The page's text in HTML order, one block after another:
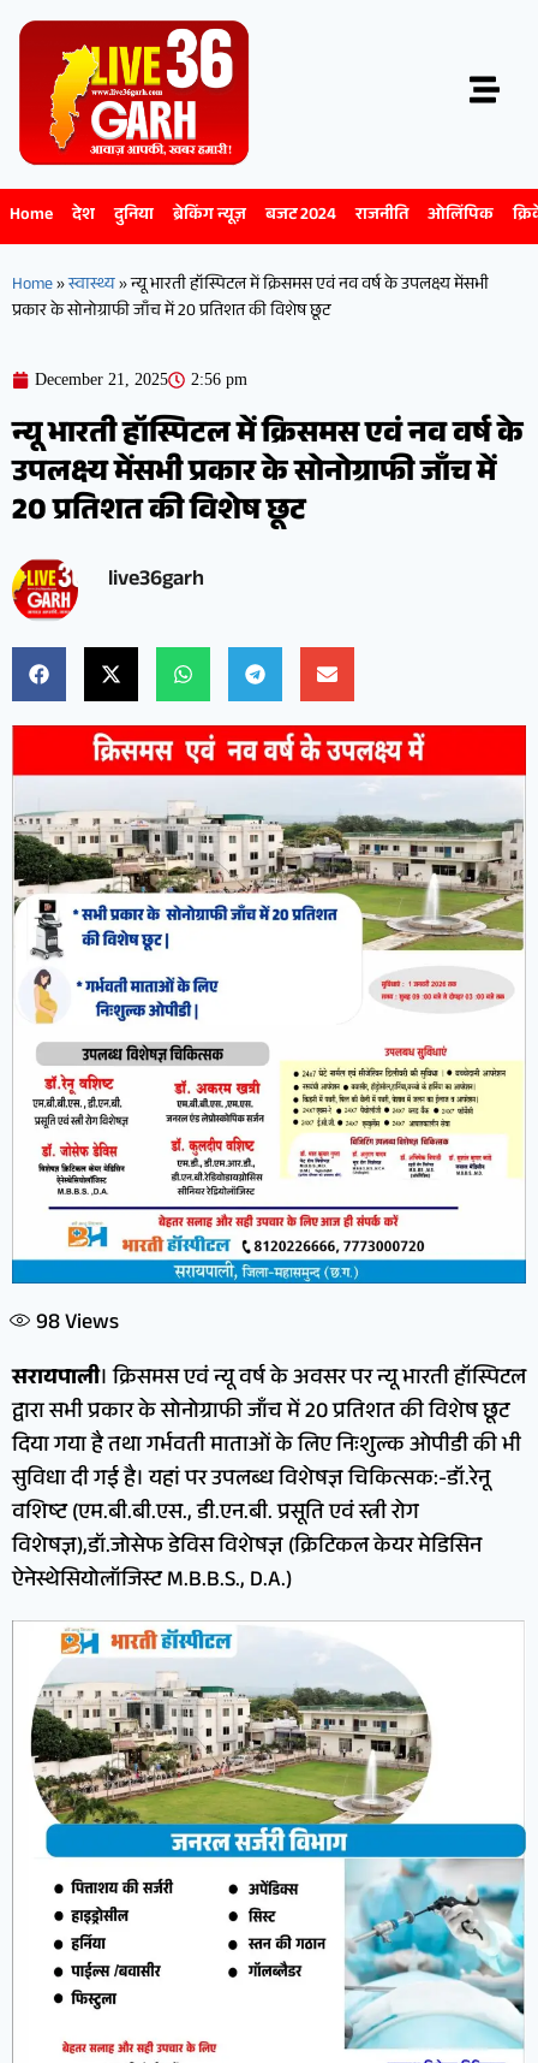
Home देश दुनिया ब्रेकिंग न्यूज़ बजट 2024 राजनीति ओलिंपिक
Home»स्वास्थ्य»न्यू भारती हॉस्पिटल में क्रिसमस एवं नव वर्ष के उपलक्ष्य मेंसभी
प्रकार के सोनोग्राफी जाँच में 20 प्रतिशत की विशेष छूट
December 21, 2025 2:56 pm
न्यू भारती हॉस्पिटल में क्रिसमस एवं नव वर्ष के
उपलक्ष्य मेंसभी प्रकार के सोनोग्राफी जाँच में
20 प्रतिशत की विशेष छूट
live36garh
98Views
सरायपाली। क्रिसमस एवं न्यू वर्ष के अवसर पर न्यू भारती हॉस्पिटल
द्वारा सभी प्रकार के सोनोग्राफी जाँच में 20 प्रतिशत की विशेष छूट
दिया गया है तथा गर्भवती माताओं के लिए निःशुल्क ओपीडी की भी
सुविधा दी गई है। यहां पर उपलब्ध विशेषज्ञ चिकित्सक:-डॉ.रेनू
वशिष्ट (एम.बी.बी.एस., डी.एन.बी. प्रसूति एवं स्त्री रोग
विशेषज्ञ),डॉ.जोसेफ डेविस विशेषज्ञ (क्रिटिकल केयर मेडिसिन
ऐनेस्थेसियोलॉजिस्ट M.B.B.S., D.A.)